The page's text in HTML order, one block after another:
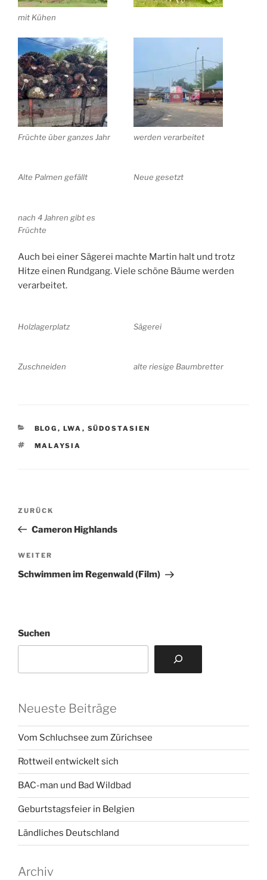
mit Kühen
Früchte über ganzes Jahr werden verarbeitet
Alte Palmen gefällt Neue gesetzt
nach 4 Jahren gibt es
Früchte
Auch bei einer Sägerei machte Martin halt und trotz
Hitze einen Rundgang. Viele schöne Bäume werden
verarbeitet.
Holzlagerplatz Sägerei
Zuschneiden alte riesige Baumbretter
KATEGORIEN
BLOG , LWA , SÜDOSTASIEN
SCHLAGWÖRTER
MALAYSIA
Beitragsnavigation
Vorheriger
Beitrag
ZURÜCK
Cameron Highlands
Nächster
Beitrag
WEITER
Schwimmen im Regenwald (Film)
Suchen
Neueste Beiträge
Vom Schluchsee zum Zürichsee
Rottweil entwickelt sich
BAC-man und Bad Wildbad
Geburtstagsfeier in Belgien
Ländliches Deutschland
Archiv